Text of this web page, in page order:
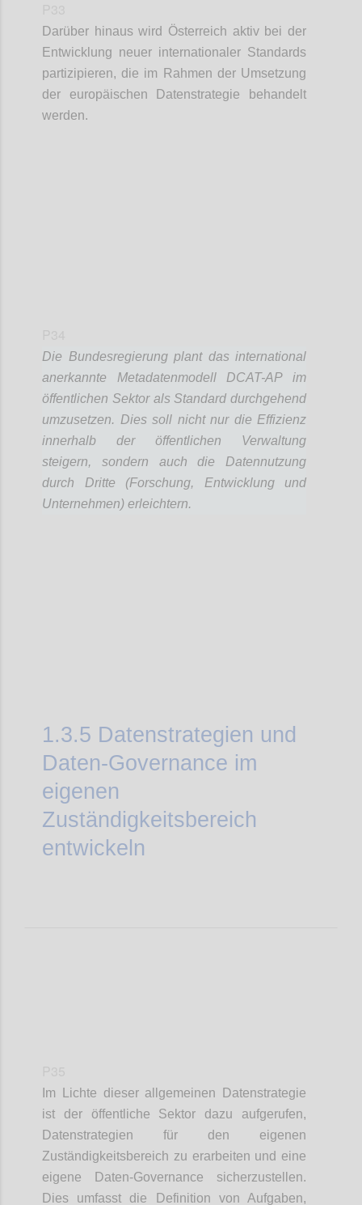
Darüber hinaus wird Österreich aktiv bei der
Entwicklung neuer internationaler Standards
partizipieren, die im Rahmen der Umsetzung
der europäischen Datenstrategie behandelt
werden.
Die Bundesregierung plant das international
anerkannte Metadatenmodell DCAT-AP im
öffentlichen Sektor als Standard durchgehend
umzusetzen. Dies soll nicht nur die Effizienz
innerhalb der öffentlichen Verwaltung
steigern, sondern auch die Datennutzung
durch Dritte (Forschung, Entwicklung und
Unternehmen) erleichtern.
1.3.5 Datenstrategien und
Daten-Governance im
eigenen
Zuständigkeitsbereich
entwickeln
Im Lichte dieser allgemeinen Datenstrategie
ist der öffentliche Sektor dazu aufgerufen,
Datenstrategien für den eigenen
Zuständigkeitsbereich zu erarbeiten und eine
eigene Daten-Governance sicherzustellen.
Dies umfasst die Definition von Aufgaben,